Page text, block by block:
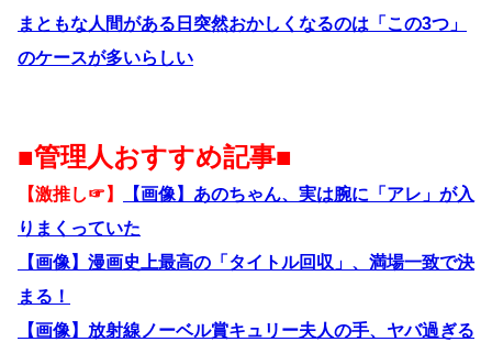
まともな人間がある日突然おかしくなるのは「この3つ」
のケースが多いらしい
■管理人おすすめ記事■
【激推し☞】
【画像】あのちゃん、実は腕に「アレ」が入
りまくっていた
【画像】漫画史上最高の「タイトル回収」、満場一致で決
まる！
【画像】放射線ノーベル賞キュリー夫人の手、ヤバ過ぎる